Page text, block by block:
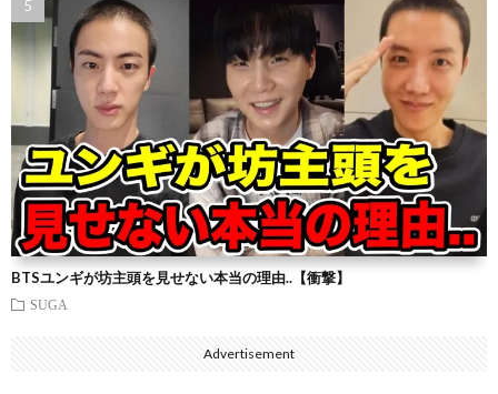
BTSユンギが坊主頭を見せない本当の理由..【衝撃】
SUGA
Advertisement